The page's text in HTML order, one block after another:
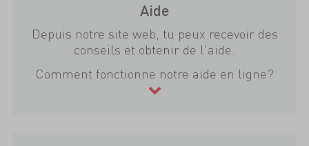
Aide
Depuis notre site web, tu peux recevoir des
conseils et obtenir de l'aide.
Comment fonctionne notre aide en ligne?